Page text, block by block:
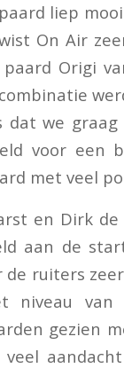
liep
On Air
Origi
dat we
voor een
met veel
en Dirk
aan de
ruiters
niveau
gezien